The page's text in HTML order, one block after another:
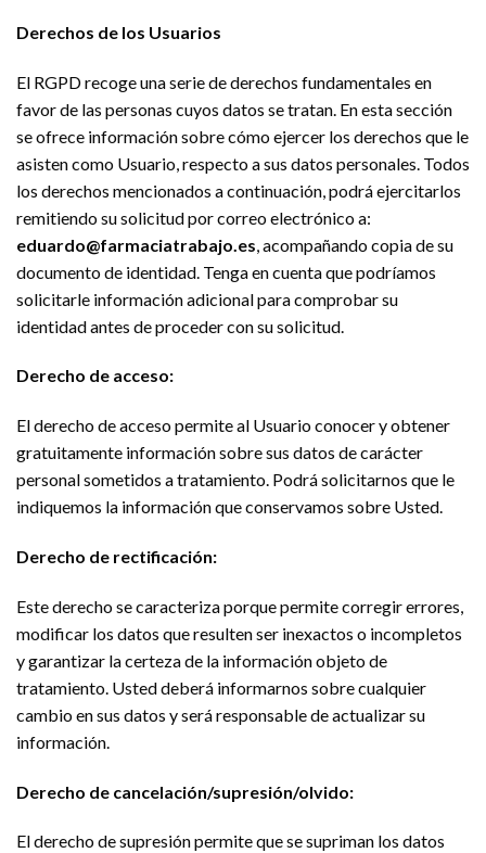
Derechos de los Usuarios
El RGPD recoge una serie de derechos fundamentales en
favor de las personas cuyos datos se tratan. En esta sección
se ofrece información sobre cómo ejercer los derechos que le
asisten como Usuario, respecto a sus datos personales. Todos
los derechos mencionados a continuación, podrá ejercitarlos
remitiendo su solicitud por correo electrónico a:
eduardo@farmaciatrabajo.es , acompañando copia de su
documento de identidad. Tenga en cuenta que podríamos
solicitarle información adicional para comprobar su
identidad antes de proceder con su solicitud.
Derecho de acceso:
El derecho de acceso permite al Usuario conocer y obtener
gratuitamente información sobre sus datos de carácter
personal sometidos a tratamiento. Podrá solicitarnos que le
indiquemos la información que conservamos sobre Usted.
Derecho de rectificación:
Este derecho se caracteriza porque permite corregir errores,
modificar los datos que resulten ser inexactos o incompletos
y garantizar la certeza de la información objeto de
tratamiento. Usted deberá informarnos sobre cualquier
cambio en sus datos y será responsable de actualizar su
información.
Derecho de cancelación/supresión/olvido:
El derecho de supresión permite que se supriman los datos